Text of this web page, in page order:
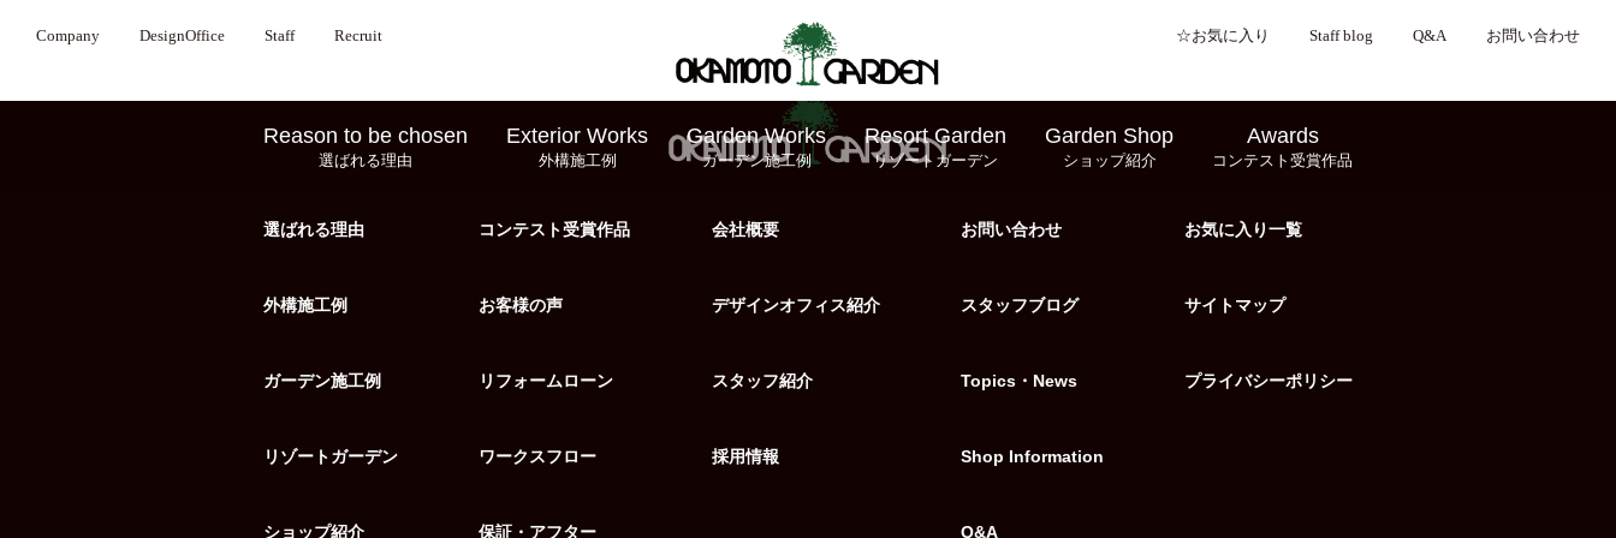
Company DesignOffice Staff Recruit ☆お気に入り Staff blog Q&A お問い合わせ
Reason to be chosen
選ばれる理由
Exterior Works
外構施工例
Garden Works
ガーデン施工例
Resort Garden
リゾートガーデン
Garden Shop
ショップ紹介
Awards
コンテスト受賞作品
選ばれる理由
外構施工例
ガーデン施工例
リゾートガーデン
ショップ紹介
コンテスト受賞作品
お客様の声
リフォームローン
ワークスフロー
保証・アフター
会社概要
デザインオフィス紹介
スタッフ紹介
採用情報
お問い合わせ
スタッフブログ
Topics・News
Shop Information
Q&A
お気に入り一覧
サイトマップ
プライバシーポリシー